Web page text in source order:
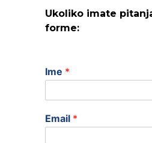
Ukoliko imate
forme:
Ime *
Email *